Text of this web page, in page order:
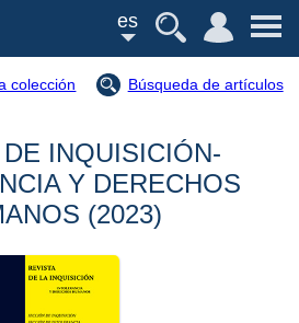
es
colección Búsqueda de artículos
INQUISICIÓN-
Y DERECHOS
(2023)